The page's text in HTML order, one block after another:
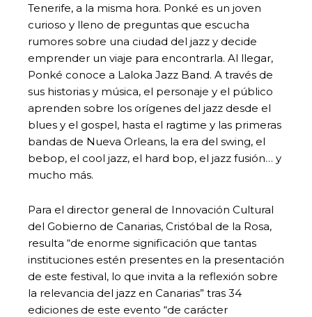
Tenerife, a la misma hora. Ponké es un joven
curioso y lleno de preguntas que escucha
rumores sobre una ciudad del jazz y decide
emprender un viaje para encontrarla. Al llegar,
Ponké conoce a Laloka Jazz Band. A través de
sus historias y música, el personaje y el público
aprenden sobre los orígenes del jazz desde el
blues y el gospel, hasta el ragtime y las primeras
bandas de Nueva Orleans, la era del swing, el
bebop, el cool jazz, el hard bop, el jazz fusión… y
mucho más.
Para el director general de Innovación Cultural
del Gobierno de Canarias, Cristóbal de la Rosa,
resulta “de enorme significación que tantas
instituciones estén presentes en la presentación
de este festival, lo que invita a la reflexión sobre
la relevancia del jazz en Canarias” tras 34
ediciones de este evento “de carácter